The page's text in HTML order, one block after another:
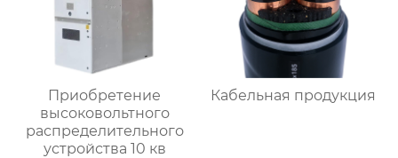
Приобретение
высоковольтного
распределительного
устройства 10 кв
Кабельная продукция